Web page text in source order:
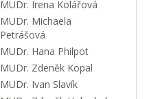
MUDr. Irena Kolářová
MUDr. Michaela
Petrášová
MUDr. Hana Philpot
MUDr. Zdeněk Kopal
MUDr. Ivan Slavík